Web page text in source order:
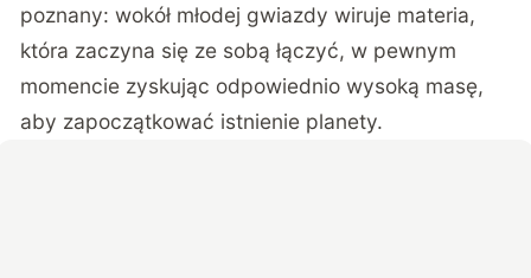
poznany: wokół młodej gwiazdy wiruje materia,
która zaczyna się ze sobą łączyć, w pewnym
momencie zyskując odpowiednio wysoką masę,
aby zapoczątkować istnienie planety.